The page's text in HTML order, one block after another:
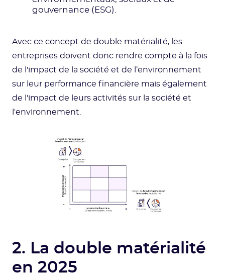
gouvernance (ESG).
Avec ce concept de double matérialité, les
entreprises doivent donc rendre compte à la fois
de l'impact de la société et de l’environnement
sur leur performance financière mais également
de l'impact de leurs activités sur la société et
l'environnement.
2. La double matérialité
en 2025